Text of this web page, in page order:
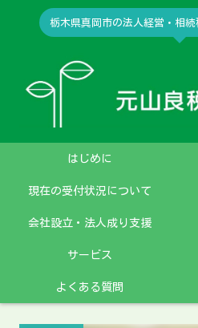
栃木県真岡市の法人経営・相
はじめに
現在の受付状況について
会社設立・法人成り支援
サービス
よくある質問